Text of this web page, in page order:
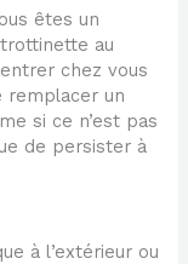
êtes un
au
chez vous
remplacer un
si ce n’est pas
de persister à
à l’extérieur ou